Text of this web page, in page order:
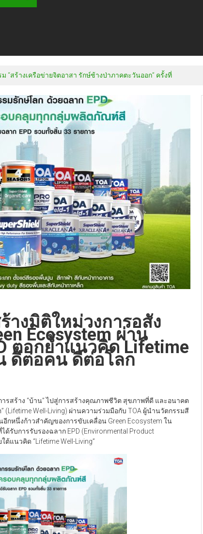
“สร้างเครือข่ายจิตอาสา รักษ์ช้างป่าภาคตะวันออก” ครั้งที่
างมิติใหม่วงการอสัง
Ecosystem ผ่าน
ตอกย้ำแนวคิด Lifetime
ดีต่อคน ดีต่อโลก
สร้าง “บ้าน” ไปสู่การสร้างคุณภาพชีวิต สุขภาพที่ดี และอนาคต
Well-Living) ผ่านความร่วมมือกับ TOA ผู้นำนวัตกรรมสี
กหนึ่งก้าวสำคัญของการขับเคลื่อน Green Ecosystem ใน
รับการรับรองฉลาก EPD (Environmental Product
แนวคิด “Lifetime Well-Living”